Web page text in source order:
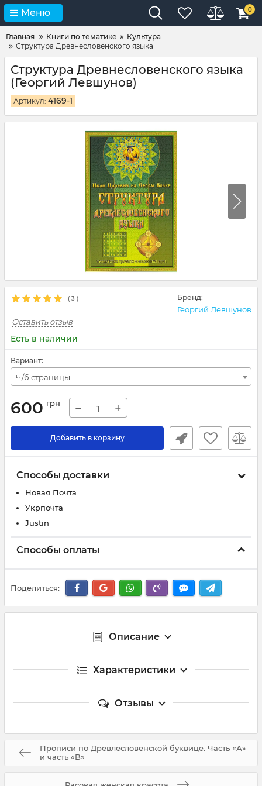
Меню 0
Главная Книги по тематике
Культура
Структура Древнесловенского языка
Структура Древнесловенского языка
(Георгий Левшунов)
Артикул: 4169-1
( 3 ) Бренд:
Георгий Левшунов
Оставить отзыв
Есть в наличии
Вариант:
Ч/б страницы
600 грн − +
Добавить в корзину
Способы доставки
Новая Почта
Укрпочта
Justin
Способы оплаты
Поделиться:
Описание
Характеристики
Отзывы
Прописи по Древлесловенской буквице. Часть «А»
и часть «B»